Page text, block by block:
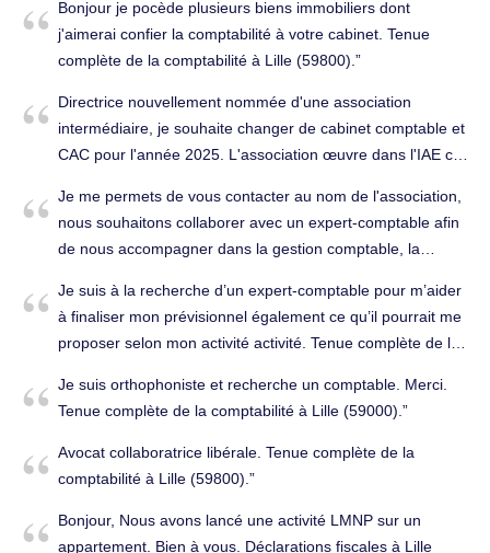
l’enregistrement des écritures comptables sur les journaux
de vente, d'achat, de caisse et de banque, -
l'établissement des déclarations fiscales, - la saisie des
écritures dans le journal d'opérations diverses, - le bilan en
fin d'exercice, - le compte de résultat de l'exercice - les
imprimés fiscaux de fin d’exercice (liasse fiscale) Je vous
comptabilité à Lille (59000).
Bonjour je pocède plusieurs biens immobiliers dont
j'aimerai confier la comptabilité à votre cabinet. Tenue
complète de la comptabilité à Lille (59800).
Directrice nouvellement nommée d'une association
intermédiaire, je souhaite changer de cabinet comptable et
CAC pour l'année 2025. L'association œuvre dans l'IAE ce
Tenue complète de la comptabilité à Lille (59000).
Je me permets de vous contacter au nom de l'association,
nous souhaitons collaborer avec un expert-comptable afin
de nous accompagner dans la gestion comptable, la
l'optimisation des processus financiers. Nous serions ravis
de convenir d'un rendez-vous afin de discuter de nos
besoins spécifiques et d'obtenir un devis pour les travaux
comptables que nous envisageons. Je reste à votre
disposition pour convenir d'une date et d'un horaire de
Cordialement, Tenue complète de la comptabilité à Lille
(59000).
Je suis à la recherche d’un expert-comptable pour m’aider
à finaliser mon prévisionnel également ce qu’il pourrait me
proposer selon mon activité activité. Tenue complète de la
Je suis orthophoniste et recherche un comptable. Merci.
Tenue complète de la comptabilité à Lille (59000).
Avocat collaboratrice libérale. Tenue complète de la
comptabilité à Lille (59800).
Bonjour, Nous avons lancé une activité LMNP sur un
appartement. Bien à vous. Déclarations fiscales à Lille